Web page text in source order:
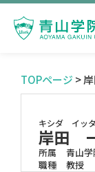
TOPページ >
キシダ イッ
岸田
所属
青山
職種
教授